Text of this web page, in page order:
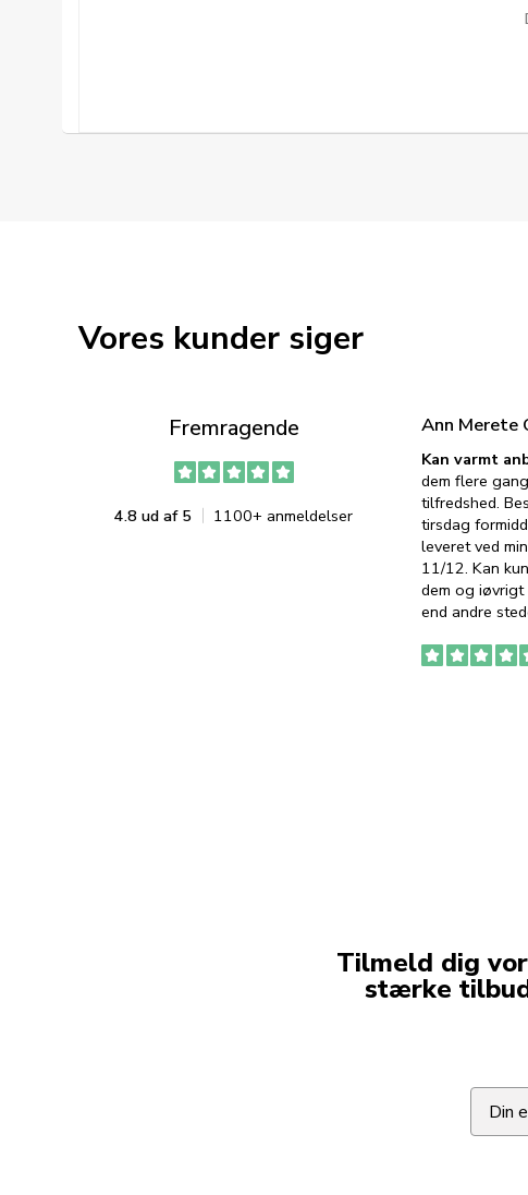
Vores kunder siger
Fremragende
4.8 ud af 5 1100+ anmeldelser
Ann Merete
Kan varmt
dem flere
tilfredshed.
tirsdag
leveret ved
11/12. Kan
dem og iøvrigt
end andre
Tilmeld dig
stærke
Email